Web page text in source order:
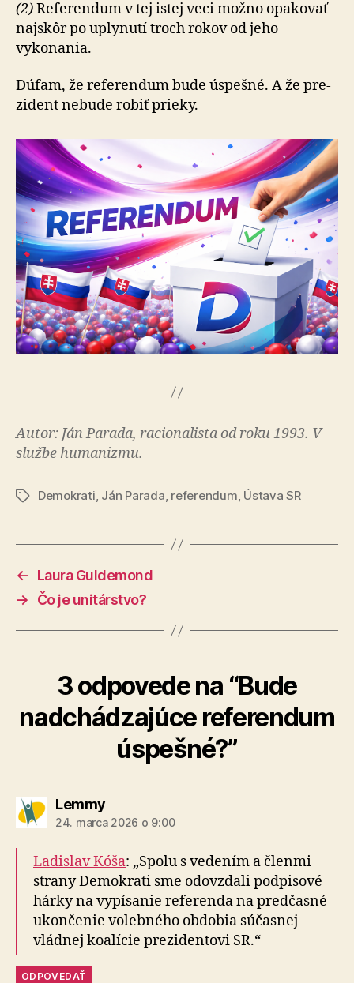
(2)Referendum v tej istej veci možno opakovať
najskôr po uplynutí troch rokov od jeho
vykonania.
Dúfam, že referendum bude úspešné. A že pre­
zi­dent ne­bu­de robiť prieky.
Autor: Ján Parada, racionalista od roku 1993. V
službe humanizmu.
ZnačkyDemokrati, Ján Parada, referendum, Ústava SR
←
Laura Guldemond
→
Čo je unitárstvo?
3 odpovede na “Bude
nadchádzajúce referendum
úspešné?”
Lemmyhovorí:
24. marca 2026 o 9:00
Ladislav Kóša: „Spolu s vedením a členmi
strany Demokrati sme odovzdali podpisové
hárky na vypísanie referenda na predčasné
ukončenie volebného obdobia súčasnej
vládnej koalície prezidentovi SR.“
ODPOVEDAŤ